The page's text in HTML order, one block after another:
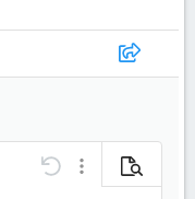
ảnh
tùy chọn…
Undo Thêm tùy chọn…
Xem trước